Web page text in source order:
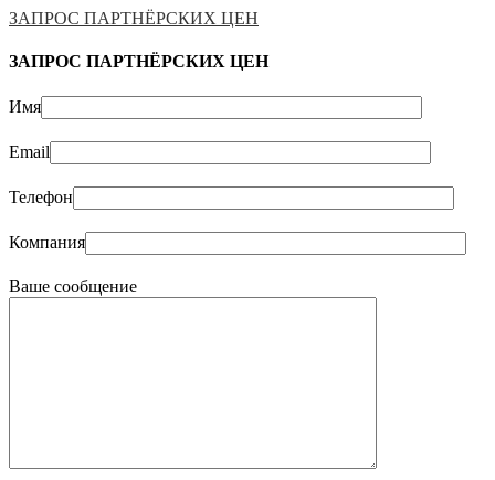
ЗАПРОС ПАРТНЁРСКИХ ЦЕН
ЗАПРОС ПАРТНЁРСКИХ ЦЕН
Имя
Email
Телефон
Компания
Ваше сообщение